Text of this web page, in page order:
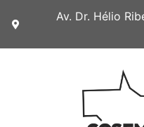
Av. Dr. Hélio